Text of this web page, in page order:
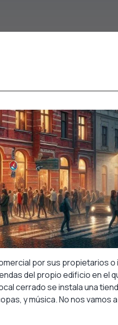
por sus propietarios o
del propio edificio en el
cerrado se instala una
y música. No nos vamos